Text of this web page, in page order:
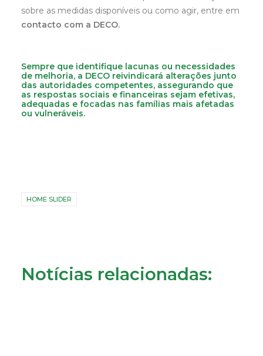
sobre as medidas disponíveis ou como agir, entre em
contacto com a DECO.
Sempre que identifique lacunas ou necessidades
de melhoria, a DECO reivindicará alterações junto
das autoridades competentes, assegurando que
as respostas sociais e financeiras sejam efetivas,
adequadas e focadas nas famílias mais afetadas
ou vulneráveis.
HOME SLIDER
Notícias relacionadas: